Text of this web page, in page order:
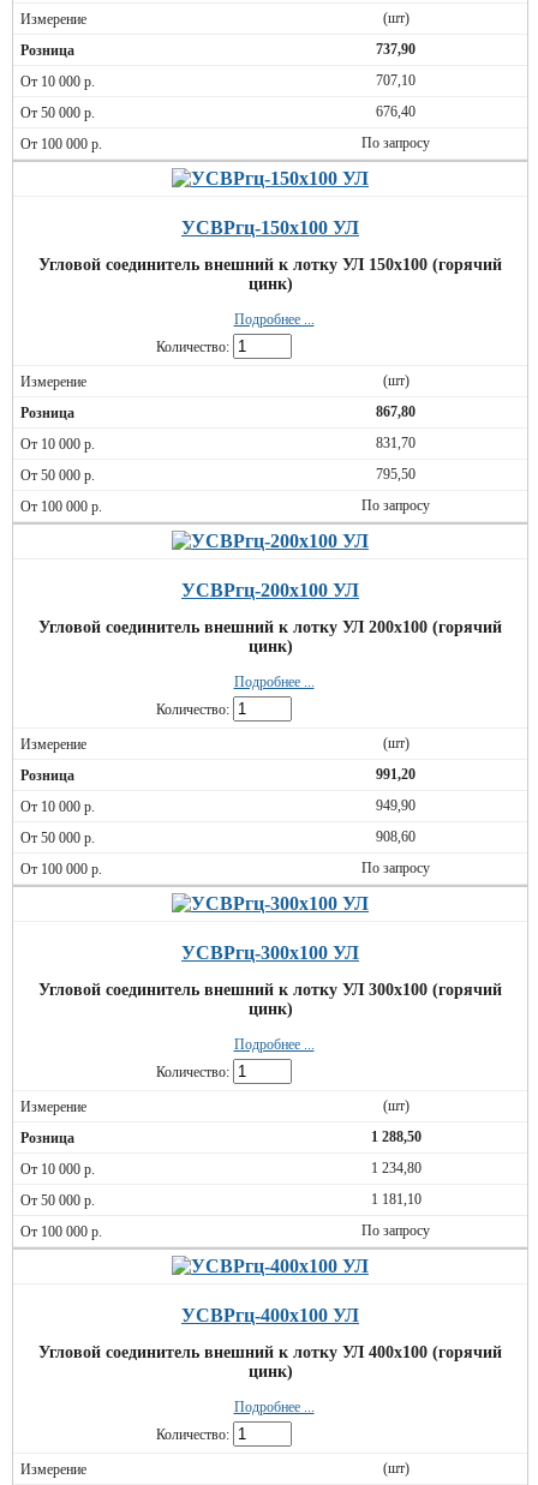
(шт)
737,90
707,10
676,40
По запросу
УСВРгц-150х100 УЛ
Угловой соединитель внешний к лотку УЛ 150х100 (горячий
цинк)
Подробнее ...
Количество:
(шт)
867,80
831,70
795,50
По запросу
УСВРгц-200х100 УЛ
Угловой соединитель внешний к лотку УЛ 200х100 (горячий
цинк)
Подробнее ...
Количество:
(шт)
991,20
949,90
908,60
По запросу
УСВРгц-300х100 УЛ
Угловой соединитель внешний к лотку УЛ 300х100 (горячий
цинк)
Подробнее ...
Количество:
(шт)
1 288,50
1 234,80
1 181,10
По запросу
УСВРгц-400х100 УЛ
Угловой соединитель внешний к лотку УЛ 400х100 (горячий
цинк)
Подробнее ...
Количество:
(шт)